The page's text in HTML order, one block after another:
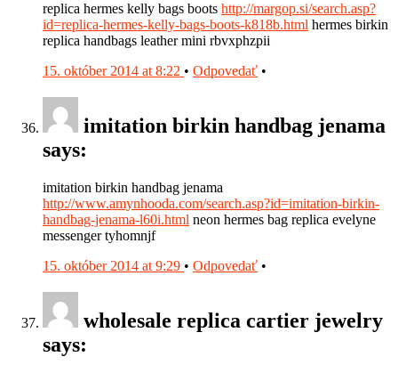
replica hermes kelly bags boots http://margop.si/search.asp?
id=replica-hermes-kelly-bags-boots-k818b.html hermes birkin
replica handbags leather mini rbvxphzpii
15. október 2014 at 8:22 • Odpovedať •
imitation birkin handbag jenama
says:
imitation birkin handbag jenama
http://www.amynhooda.com/search.asp?id=imitation-birkin-
handbag-jenama-l60i.html neon hermes bag replica evelyne
messenger tyhomnjf
15. október 2014 at 9:29 • Odpovedať •
wholesale replica cartier jewelry
says: